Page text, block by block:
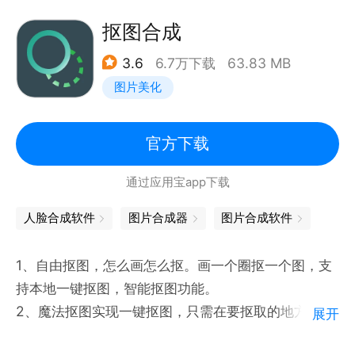
一键抠图：智能识别图片完成AI智能抠图，精细度覆盖
至发丝级别，比人工抠图更优秀。
专业精修：提供多种专业工具和细节处理功能，根据自
己的需求，对抠图内容进行自由处理和个性化操作。
的背景或选取相册自定义添加。
抠图美化：集成所有基础功能，抠图美化、裁剪、旋
转、场景、相框、等基础美图功能应有尽有；
设计师服务：专业设计师在线助力处理复杂繁琐图片，
APP， 快速方便。
照片背景不喜欢？PS软件操作太难？想要轻松制作精
美照片，赶快下载AI智能抠图软件吧！
抠图合成
3.6 6.7万下载 63.83 MB
图片美化
官方下载
通过应用宝app下载
人脸合成软件 图片合成器 图片合成软件
1、自由抠图，怎么画怎么抠。画一个圈抠一个图，支
持本地一键抠图，智能抠图功能。
2、魔法抠图实现一键抠图，只需在要抠取的地方画一
展开